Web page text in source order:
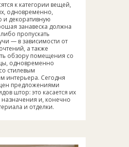
к категории вещей,
одновременно,
и декоративную
занавеска должна
пропускать
— в зависимости от
а также
обзору помещения со
одновременно
стилевым
интерьера. Сегодня
предложениями
штор: это касается их
назначения и, конечно
и отделки.